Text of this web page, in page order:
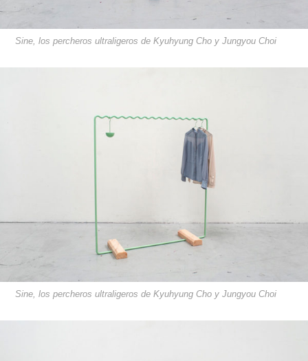
Sine, los percheros ultraligeros de Kyuhyung Cho y Jungyou Choi
Sine, los percheros ultraligeros de Kyuhyung Cho y Jungyou Choi